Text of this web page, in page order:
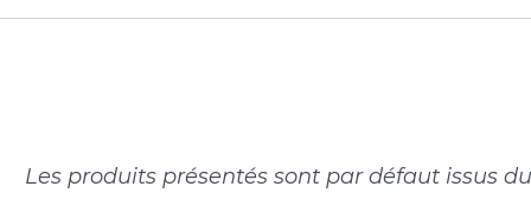
Les produits présentés sont par défaut issus